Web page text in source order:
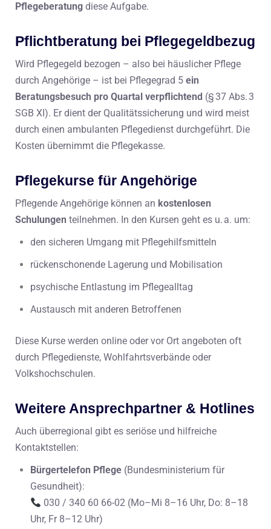
Pflegeberatung diese Aufgabe.
Pflichtberatung bei Pflegegeldbezug
Wird Pflegegeld bezogen – also bei häuslicher Pflege
durch Angehörige – ist bei Pflegegrad 5 ein
Beratungsbesuch pro Quartal verpflichtend (§ 37 Abs. 3
SGB XI). Er dient der Qualitätssicherung und wird meist
durch einen ambulanten Pflegedienst durchgeführt. Die
Kosten übernimmt die Pflegekasse.
Pflegekurse für Angehörige
Pflegende Angehörige können an kostenlosen
Schulungen teilnehmen. In den Kursen geht es u. a. um:
den sicheren Umgang mit Pflegehilfsmitteln
rückenschonende Lagerung und Mobilisation
psychische Entlastung im Pflegealltag
Austausch mit anderen Betroffenen
Diese Kurse werden online oder vor Ort angeboten oft
durch Pflegedienste, Wohlfahrtsverbände oder
Volkshochschulen.
Weitere Ansprechpartner & Hotlines
Auch überregional gibt es seriöse und hilfreiche
Kontaktstellen:
Bürgertelefon Pflege (Bundesministerium für
Gesundheit):
030 / 340 60 66-02 (Mo–Mi 8–16 Uhr, Do: 8–18
Uhr, Fr 8–12 Uhr)